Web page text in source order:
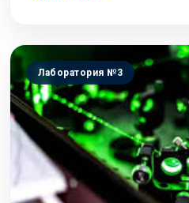
Лаборатория №3